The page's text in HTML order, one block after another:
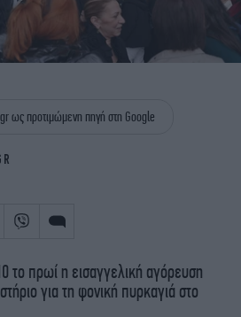
iAUTOKINITO
iGASTRONOMIE
ΖΩΔΙΑ
ELAMEFORA
ως προτιμώμενη πηγή στη Google
το πρωί η εισαγγελική αγόρευση
για τη φονική πυρκαγιά στο